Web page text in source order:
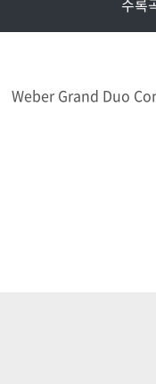
수록
Weber Grand Duo